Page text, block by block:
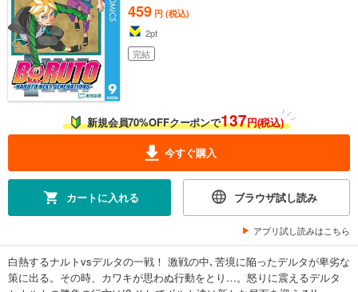
459 円 (税込)
2pt
完結
新規会員70%OFFクーポンで137円(税込)
今すぐ購入
カートに入れる ブラウザ試し読み
アプリ試し読みはこちら
白熱するナルトvsデルタの一戦！ 激戦の中､苦境に陥ったデルタが卑劣な
策に出る。その時、カワキが思わぬ行動をとり…。怒りに震えるデルタ